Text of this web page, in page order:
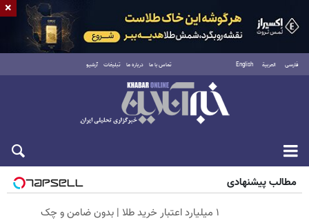
فارسی العربية English تماس با ما درباره ما تبلیغات آرشیو
جمعه ۱۶ مرداد ۱۴۰۵
مطالب پیشنهادی
۱ میلیارد اعتبار خرید طلا | بدون ضامن و چک
×